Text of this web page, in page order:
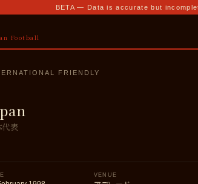
BETA — Data is accurate but
Football
FRIENDLY
代表
VENUE